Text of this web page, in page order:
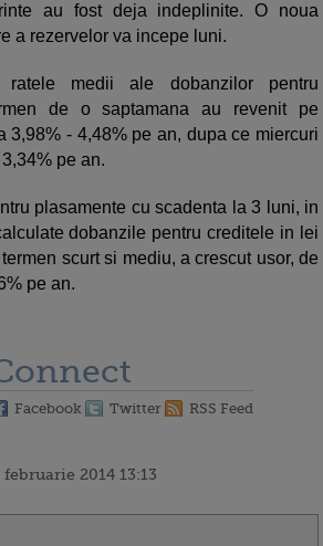
au fost deja indeplinite. O noua
a rezervelor va incepe luni.
medii ale dobanzilor pentru
de o saptamana au revenit pe
3,98% - 4,48% pe an, dupa ce miercuri
pe an.
plasamente cu scadenta la 3 luni, in
dobanzile pentru creditele in lei
scurt si mediu, a crescut usor, de
pe an.
Facebook Twitter RSS Feed
februarie 2014 13:13